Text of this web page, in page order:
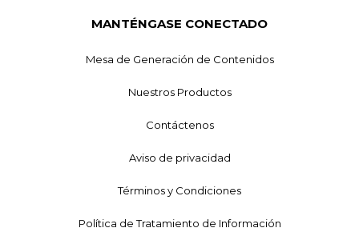
MANTÉNGASE CONECTADO
Mesa de Generación de Contenidos
Nuestros Productos
Contáctenos
Aviso de privacidad
Términos y Condiciones
Política de Tratamiento de Información